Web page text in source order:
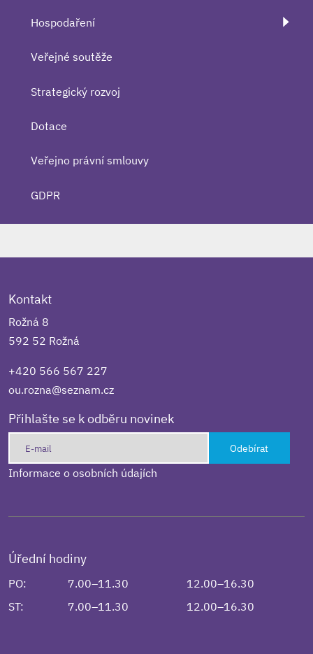
Hospodaření
Veřejné soutěže
Strategický rozvoj
Dotace
Veřejno právní smlouvy
GDPR
Kontakt
Rožná 8
592 52 Rožná
+420 566 567 227
ou.rozna@seznam.cz
Přihlašte se k odběru novinek
Odebírat
Informace o osobních údajích
Úřední hodiny
PO: 7.00–11.30
12.00–16.30
ST:
7.00–11.30 12.00–16.30